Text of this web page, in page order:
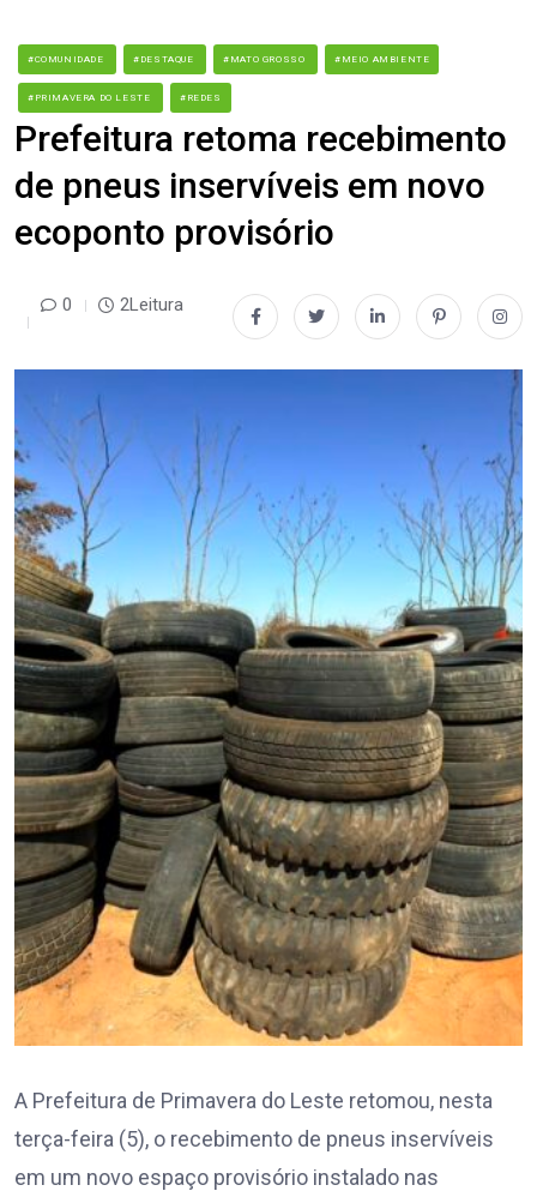
#COMUNIDADE #DESTAQUE #MATO GROSSO #MEIO AMBIENTE
#PRIMAVERA DO LESTE #REDES
Prefeitura retoma recebimento
de pneus inservíveis em novo
ecoponto provisório
0 2Leitura
A Prefeitura de Primavera do Leste retomou, nesta
terça-feira (5), o recebimento de pneus inservíveis
em um novo espaço provisório instalado nas